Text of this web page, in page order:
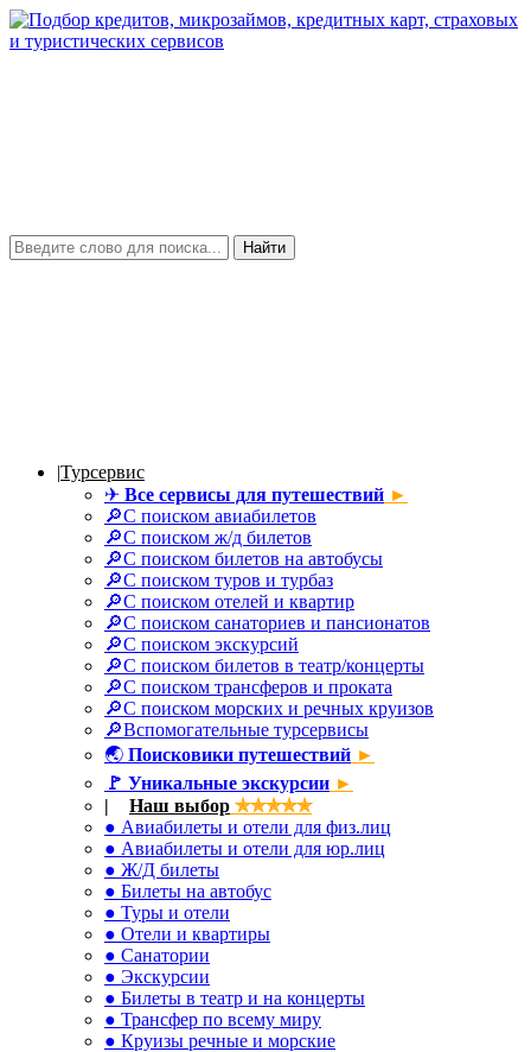
Найти
|Турсервис
✈ Все сервисы для путешествий ►
🔎С поиском авиабилетов
🔎С поиском ж/д билетов
🔎С поиском билетов на автобусы
🔎С поиском туров и турбаз
🔎С поиском отелей и квартир
🔎С поиском санаториев и пансионатов
🔎С поиском экскурсий
🔎С поиском билетов в театр/концерты
🔎С поиском трансферов и проката
🔎С поиском морских и речных круизов
🔎Вспомогательные турсервисы
🌏 Поисковики путешествий ►
🚩 Уникальные экскурсии ►
|
Наш выбор ✯✯✯✯✯
● Авиабилеты и отели для физ.лиц
● Авиабилеты и отели для юр.лиц
● Ж/Д билеты
● Билеты на автобус
● Туры и отели
● Отели и квартиры
● Санатории
● Экскурсии
● Билеты в театр и на концерты
● Трансфер по всему миру
● Круизы речные и морские